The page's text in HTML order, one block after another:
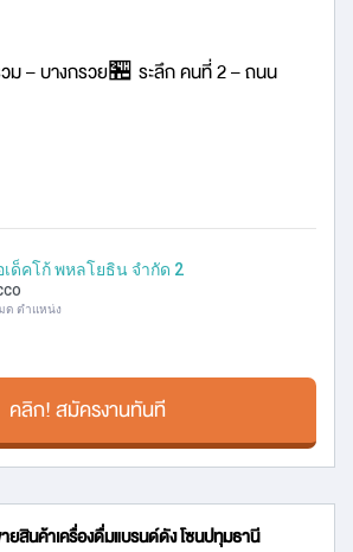
– บางกรวย🏪 ระลึก คนที่ 2 – ถนน
ด็คโก้ พหลโยธิน จำกัด 2
ด ตำแหน่ง
คลิก! สมัครงานทันที
ยสินค้าเครื่องดื่มแบรนด์ดัง โซนปทุมธานี